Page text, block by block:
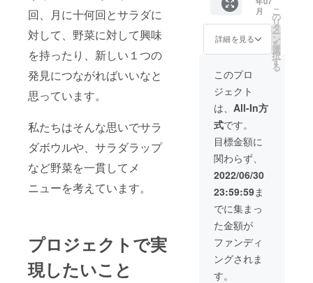
回、月に十何回とサラダに
対して、野菜に対して興味
を持ったり、新しい１つの
発見につながればいいなと
思っています。
私たちはそんな思いでサラ
ダボウルや、サラダラップ
など野菜を一貫してメ
ニューを考えています。
プロジェクトで実
現したいこと
7月〜
2022年
（日祝
を除く
料及び
等の食
品表示
け商品
のラベ
ルに表
記され
ます」
タオル
に関し
て 商品
サイ
ズ：約
34cm×
85㎝ 素
材：綿
ベルに
表記さ
れま
す」 ス
フォー
して 商
品サイ
ズ：約
20cm
素材：
ステン
レス カ
ラー：
バー 原
産国：
日本 デ
ザイ
ン：石
目(画像
をご確
リンク
がセッ
トで
す。
7月以降
のお届
けで
す。 日
程希望
が既に
ある場
合は、
備考欄
にご記
載くだ
さい。
日程希
望がま
だない
場合
は、
メール
にてご
20食分
×2回
（通常
65,120
円
⇒60,00
0円） ※
上記は
各商品
の平均
から計
算して
おりま
す。 お
好きな
サラダ
ボウル
orサラ
ダラッ
プとド
リンク
がセッ
トで
は個人
の方の
お名前
を入れ
たオリ
ジナル
のメ
ニュー
を提供
できる
こと
で、 テ
スト
マーケ
ティン
グや広
報機会
の創出
にお役
立てい
ただけ
ます。
・企業
月
詳細を見る
こ
の
リ
タ
ー
ン
を
選
択
す
る
このプロ
ジェクト
は、 All-In方
式です。
目標金額に
関わらず、
2022/06/30
23:59:59ま
でに集まっ
た金額が
ファンディ
ングされま
す。